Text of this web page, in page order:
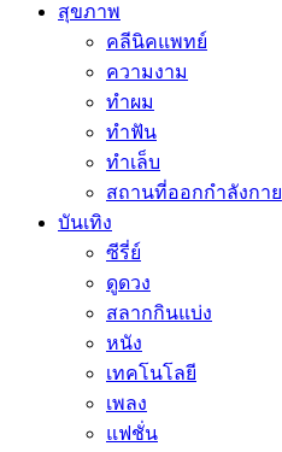
สุขภาพ
คลีนิคแพทย์
ความงาม
ทำผม
ทำฟัน
ทำเล็บ
สถานที่ออกกำลังกาย
บันเทิง
ซีรี่ย์
ดูดวง
สลากกินแบ่ง
หนัง
เทคโนโลยี
เพลง
แฟชั่น